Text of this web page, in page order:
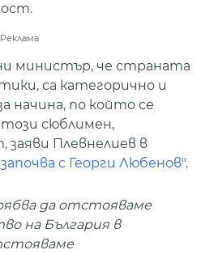
Реклама
министър, че страната
са категорично и
начина, по който се
този сюблимен,
Плевнелиев в
с Георги Любенов".
да отстояваме
на България в